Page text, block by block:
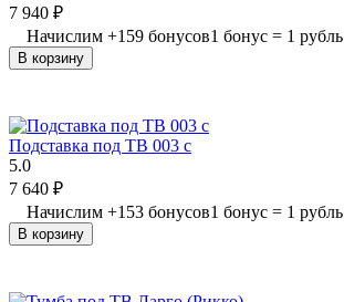
7 940 ₽
Начислим +159 бонусов1 бонус = 1 рубль
В корзину
Подставка под ТВ 003 с
5.0
7 640 ₽
Начислим +153 бонусов1 бонус = 1 рубль
В корзину